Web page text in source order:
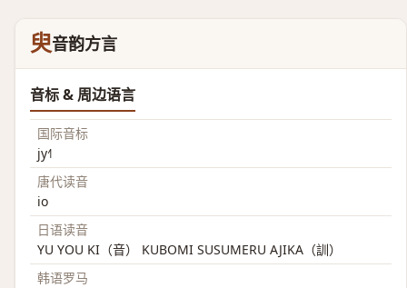
臾音韵方言
音标 & 周边语言
国际音标
jy˧˥
唐代读音
io
日语读音
YU YOU KI（音） KUBOMI SUSUMERU AJIKA（訓）
韩语罗马